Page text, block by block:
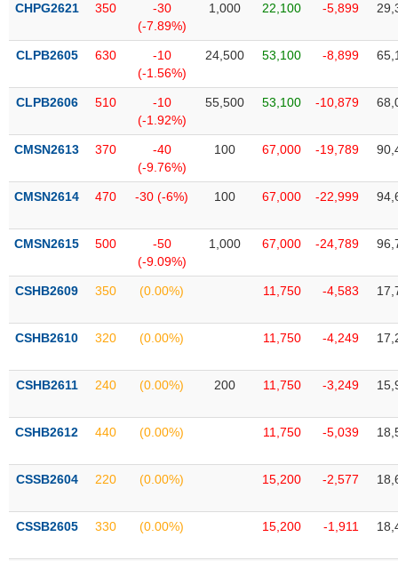
CHPG2621 350
-30
(-7.89%)
1,000 22,100 -5,899
CLPB2605 630
-10
(-1.56%)
24,500 53,100 -8,899
CLPB2606 510
-10
(-1.92%)
55,500 53,100 -10,879
CMSN2613 370
-40
(-9.76%)
100 67,000 -19,789
CMSN2614 470 -30 (-6%) 100 67,000 -22,999
CMSN2615 500
-50
(-9.09%)
1,000 67,000 -24,789
CSHB2609 350 (0.00%) 11,750 -4,583
CSHB2610 320 (0.00%) 11,750 -4,249
CSHB2611 240 (0.00%) 200 11,750 -3,249
CSHB2612 440 (0.00%) 11,750 -5,039
CSSB2604 220 (0.00%) 15,200 -2,577
CSSB2605 330 (0.00%) 15,200 -1,911
VỤ
THÔNG
TIỆN
ÍCH
BẤT
SẢN
Mã
chứng
(-)
đạo